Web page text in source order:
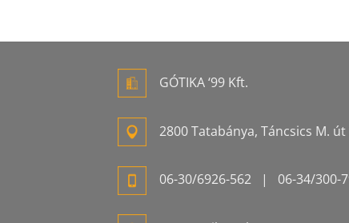
GÓTIKA ‘99 Kft.
2800 Tatabánya, Táncsics M. út
06-30/6926-562 | 06-34/300-